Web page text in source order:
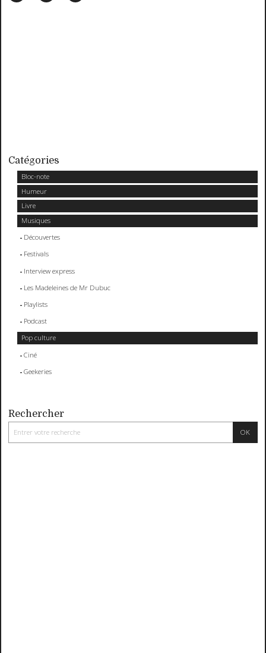
Catégories
Bloc-note
Humeur
Livre
Musiques
Découvertes
Festivals
Interview express
Les Madeleines de Mr Dubuc
Playlists
Podcast
Pop culture
Ciné
Geekeries
Rechercher